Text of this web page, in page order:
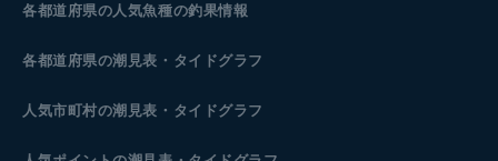
各都道府県の人気魚種の釣果情報
各都道府県の潮見表 ・タイドグラフ
人気市町村の潮見表・タイドグラフ